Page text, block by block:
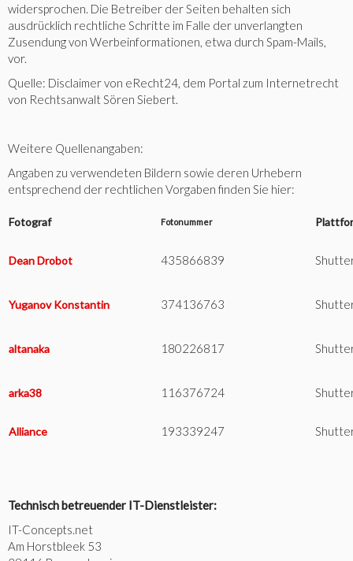
widersprochen. Die Betreiber der Seiten behalten sich
ausdrücklich rechtliche Schritte im Falle der unverlangten
Zusendung von Werbeinformationen, etwa durch Spam-Mails,
vor.
Quelle: Disclaimer von eRecht24, dem Portal zum Internetrecht
von Rechtsanwalt Sören Siebert.
Weitere Quellenangaben:
Angaben zu verwendeten Bildern sowie deren Urhebern
entsprechend der rechtlichen Vorgaben finden Sie hier:
Fotograf Fotonummer
Dean Drobot 435866839
Yuganov Konstantin 374136763
altanaka 180226817
arka38 116376724
Alliance 193339247
Technisch betreuender IT-Dienstleister:
IT-Concepts.net
Am Horstbleek 53